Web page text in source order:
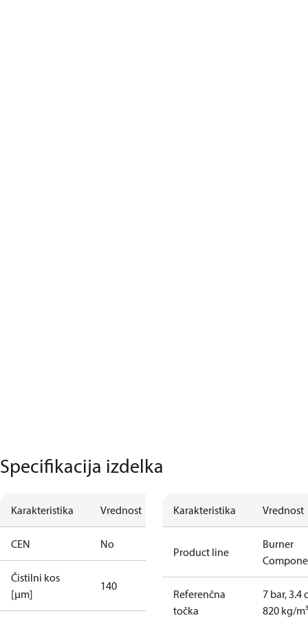
Specifikacija izdelka
Karakteristika Vrednost
CEN No
Čistilni kos
[µm]
140
Karakteristika Vrednost
Product line
Burner
Referenčna
točka
7 bar, 3.4
820 kg/m³